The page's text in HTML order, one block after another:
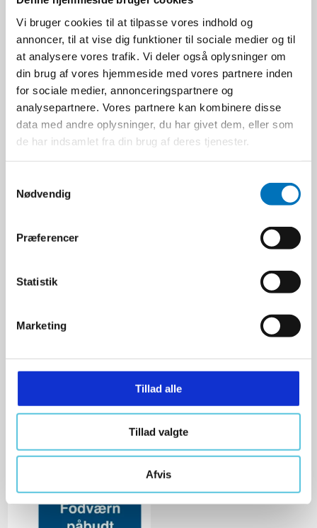
Vi bruger cookies til at tilpasse vores indhold og
annoncer, til at vise dig funktioner til sociale medier og til
at analysere vores trafik. Vi deler også oplysninger om
din brug af vores hjemmeside med vores partnere inden
for sociale medier, annonceringspartnere og
analysepartnere. Vores partnere kan kombinere disse
data med andre oplysninger, du har givet dem, eller som
de har indsamlet fra din brug af deres tjenester.
Nødvendig
Præferencer
Statistik
Marketing
Tillad alle
Tillad valgte
Afvis
Påbudstavle | 29,7x21
118,00 DKK
VIS PRODUKT